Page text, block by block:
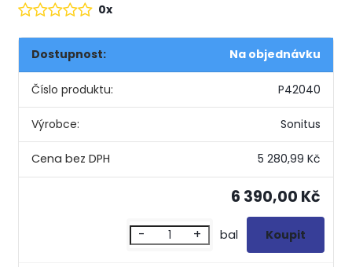
0x
Dostupnost: Na objednávku
Číslo produktu: P42040
Výrobce: Sonitus
5 280,99 Kč
6 390,00 Kč
- + bal